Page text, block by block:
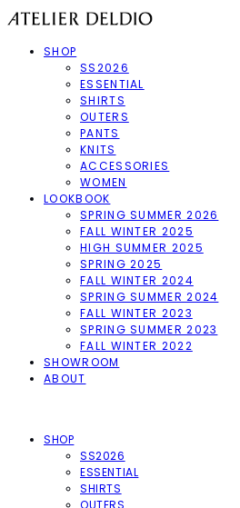
SHOP
SS2026
ESSENTIAL
SHIRTS
OUTERS
PANTS
KNITS
ACCESSORIES
WOMEN
LOOKBOOK
SPRING SUMMER 2026
FALL WINTER 2025
HIGH SUMMER 2025
SPRING 2025
FALL WINTER 2024
SPRING SUMMER 2024
FALL WINTER 2023
SPRING SUMMER 2023
FALL WINTER 2022
SHOWROOM
ABOUT
SHOP
SS2026
ESSENTIAL
SHIRTS
OUTERS